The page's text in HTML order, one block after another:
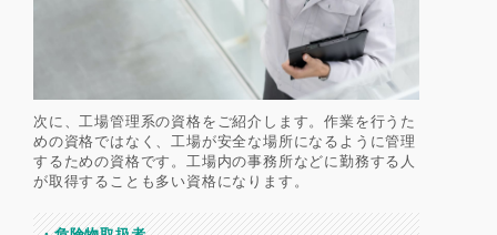
次に、工場管理系の資格をご紹介します。作業を行うた
めの資格ではなく、工場が安全な場所になるように管理
するための資格です。工場内の事務所などに勤務する人
が取得することも多い資格になります。